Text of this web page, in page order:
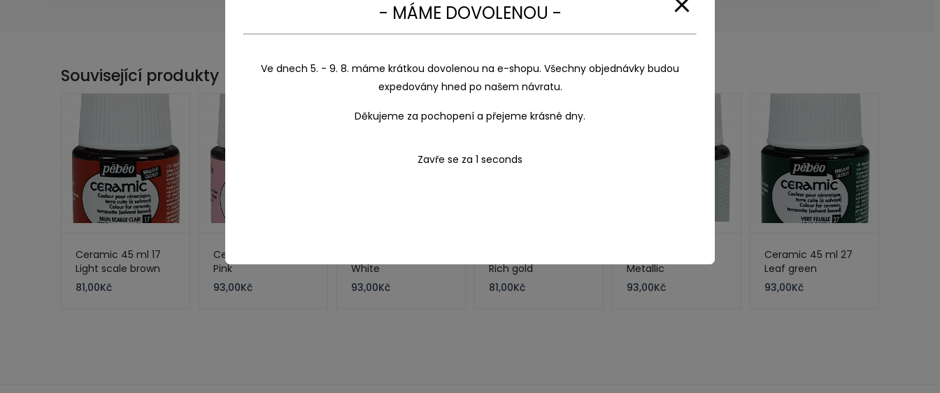
Související produkty
Ceramic 45 ml 17
Light scale brown
81,00Kč
Ceramic 45 ml 34
Pink
93,00Kč
White
93,00Kč
Rich gold
81,00Kč
Metallic
93,00Kč
Ceramic 45 ml 27
Leaf green
93,00Kč
- MÁME DOVOLENOU -
Ve dnech 5. - 9. 8. máme krátkou dovolenou na e-shopu. Všechny objednávky budou
expedovány hned po našem návratu.
Děkujeme za pochopení a přejeme krásné dny.
Zavře se za 1 seconds